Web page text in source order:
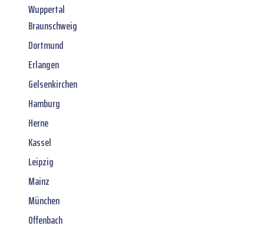
Wuppertal
Braunschweig
Dortmund
Erlangen
Gelsenkirchen
Hamburg
Herne
Kassel
Leipzig
Mainz
München
Offenbach